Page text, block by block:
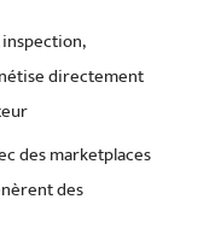
directement
des marketplaces
des